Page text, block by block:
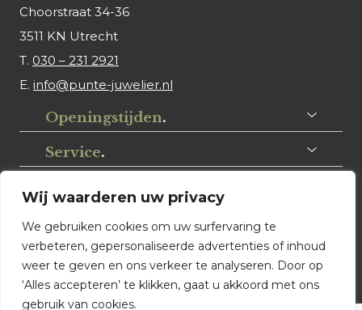
Wij waarderen uw privacy
We gebruiken cookies om uw surfervaring te
verbeteren, gepersonaliseerde advertenties of inhoud
weer te geven en ons verkeer te analyseren. Door op
‘Alles accepteren’ te klikken, gaat u akkoord met ons
gebruik van cookies.
Choorstraat 34-36
3511 KN Utrecht
T. 030 – 231 2921
E. info@punte-juwelier.nl
Openingstijden.
Service.
Volg ons